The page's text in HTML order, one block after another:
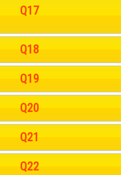
Q17
Q18
Q19
Q20
Q21
Q22